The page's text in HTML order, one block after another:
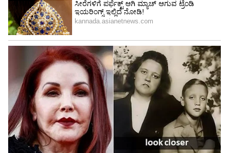
ಆನಂದ್‌, ಹೆಚ್ಚುವರಿ ಪೊಲೀಸ್‌ ಅಧೀಕ್ಷಕ ಮರಿಯಪ್ಪ, ಜಿಲ್ಲಾ
ಪಂಚಾಯತಿ ಉಪಕಾರ್ಯದರ್ಶಿ ಅತೀಕ್‌, ಎಸ್‌.ಎಸ್‌.ಟಿ.
ತಂಡ, ಎಫ್‌.ಎಸ್‌.ಟಿ. ತಂಡ, ಸೆಕ್ಟರ್‌ ಅಧಿಕಾರಿಗಳು ಸೇರಿದಂತೆ
ಮತ್ತಿತರ ಅಧಿಕಾರಿಗಳು ಉಪಸ್ಥಿತರಿದ್ದರು.